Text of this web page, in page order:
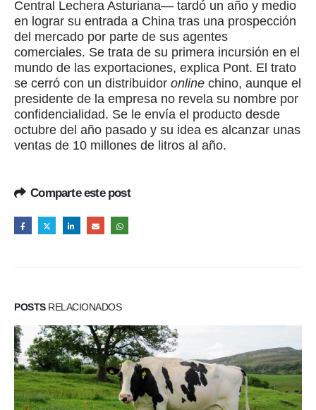
Central Lechera Asturiana— tardó un año y medio
en lograr su entrada a China tras una prospección
del mercado por parte de sus agentes
comerciales. Se trata de su primera incursión en el
mundo de las exportaciones, explica Pont. El trato
se cerró con un distribuidor online chino, aunque el
presidente de la empresa no revela su nombre por
confidencialidad. Se le envía el producto desde
octubre del año pasado y su idea es alcanzar unas
ventas de 10 millones de litros al año.
Comparte este post
POSTSRELACIONADOS